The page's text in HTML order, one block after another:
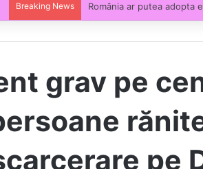
Breaking News România ar putea adopta
grav pe
pe